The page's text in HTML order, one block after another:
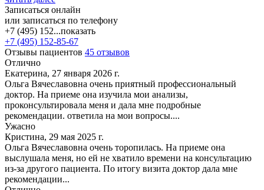
Записаться онлайн
или записаться по телефону
+7 (495) 152...показать
+7 (495) 152-85-67
Отзывы пациентов 45 отзывов
Отлично
Екатерина, 27 января 2026 г.
Ольга Вячеславовна очень приятный профессиональный
доктор. На приеме она изучила мои анализы,
проконсультировала меня и дала мне подробные
рекомендации. ответила на мои вопросы....
Ужасно
Кристина, 29 мая 2025 г.
Ольга Вячеславовна очень торопилась. На приеме она
выслушала меня, но ей не хватило времени на консультацию
из-за другого пациента. По итогу визита доктор дала мне
рекомендации...